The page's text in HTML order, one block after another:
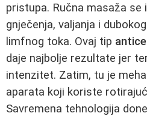
pristupa. Ručna masaža se
gnječenja, valjanja i
limfnog toka. Ovaj tip
daje najbolje rezultate jer
intenzitet. Zatim, tu je
aparata koji koriste
Savremena tehnologija